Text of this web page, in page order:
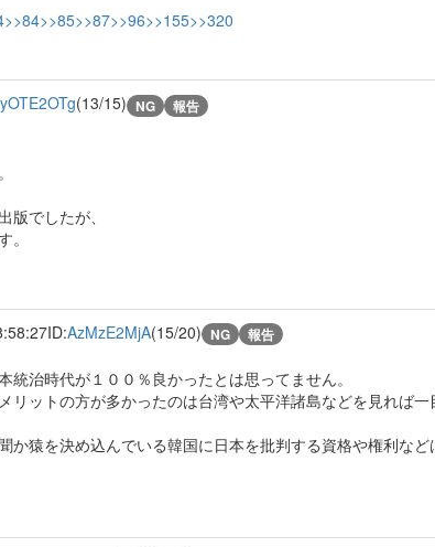
>>84>>85>>87>>96>>155>>320
(13/15) NG 報告
でしたが、
ID:AzMzE2MjA(15/20) NG 報告
治時代が１００％良かったとは思ってません。
リットの方が多かったのは台湾や太平洋諸島などを見れば一
か猿を決め込んでいる韓国に日本を批判する資格や権利な